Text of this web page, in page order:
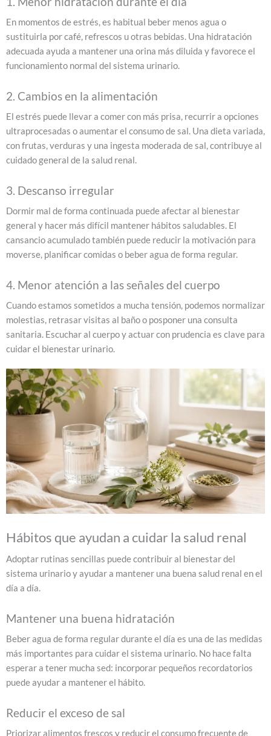
En momentos de estrés, es habitual beber menos agua o
sustituirla por café, refrescos u otras bebidas. Una hidratación
adecuada ayuda a mantener una orina más diluida y favorece el
funcionamiento normal del sistema urinario.
2. Cambios en la alimentación
El estrés puede llevar a comer con más prisa, recurrir a opciones
ultraprocesadas o aumentar el consumo de sal. Una dieta variada,
con frutas, verduras y una ingesta moderada de sal, contribuye al
cuidado general de la salud renal.
3. Descanso irregular
Dormir mal de forma continuada puede afectar al bienestar
general y hacer más difícil mantener hábitos saludables. El
cansancio acumulado también puede reducir la motivación para
moverse, planificar comidas o beber agua de forma regular.
4. Menor atención a las señales del cuerpo
Cuando estamos sometidos a mucha tensión, podemos normalizar
molestias, retrasar visitas al baño o posponer una consulta
sanitaria. Escuchar al cuerpo y actuar con prudencia es clave para
cuidar el bienestar urinario.
Hábitos que ayudan a cuidar la salud renal
Adoptar rutinas sencillas puede contribuir al bienestar del
sistema urinario y ayudar a mantener una buena salud renal en el
día a día.
Mantener una buena hidratación
Beber agua de forma regular durante el día es una de las medidas
más importantes para cuidar el sistema urinario. No hace falta
esperar a tener mucha sed: incorporar pequeños recordatorios
puede ayudar a mantener el hábito.
Reducir el exceso de sal
Priorizar alimentos frescos y reducir el consumo frecuente de